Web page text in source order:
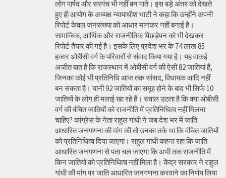
लोग पार्षद और सरपंच भी नहीं बन पाते। इस बड़े अंतर को देखते
हुए ही आयोग के अध्यक्ष न्यायाधीश भाटी ने कहा कि उन्होंने अपनी
रिपोर्ट केवल जनसंख्या को आधार मानकर नहीं बनाई है।
सामाजिक, आर्थिक और राजनीतिक पिछड़ेपन को भी देखकर
रिपोर्ट तैयार की गई है। इसके लिए प्रदेश भर के 74 लाख 85
हजार ओबीसी वर्ग के परिवारों से संवाद किया गया है। यह वाकई
अजीत बात है कि राजस्थान में ओबीसी वर्ग की ऐसी 82 जातियां हैं,
जिनका कोई भी प्रतिनिधि आज तक सांसद, विधायक आदि नहीं
बन सकता है। यानी 92 जातियों का समूह होने के बाद भी सिर्फ 10
जातियों के लोग ही मलाई खा रहे हैं। सवाल उठता है कि क्या ओबीसी
वर्ग की वंचित जातियों को राजनीति में प्रतिनिधित्व नहीं मिलना
चाहिए? कांग्रेस के नेता राहुल गांधी ने जब देश भर में जाति
आधारित जनगणना की मांग की तो उनका तर्क था कि वंचित जातियों
को प्रतिनिधित्व दिया जाएगा। राहुल गांधी कहना रहा कि जाति
आधारित जनगणना से पता चल जाएगा कि अभी तक राजनीति में
किन जातियों को प्रतिनिधित्व नहीं मिला है। केंद्र सरकार ने राहुल
गांधी की मांग पर जाति आधारित जनगणना करवाने का निर्णय लिया